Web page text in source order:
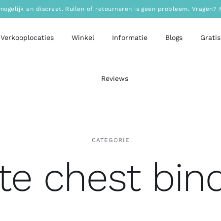
en discreet. Ruilen of retourneren is geen probleem. Vragen?
Verkooplocaties Winkel Informatie Blogs
Reviews
CATEGORIE
chest